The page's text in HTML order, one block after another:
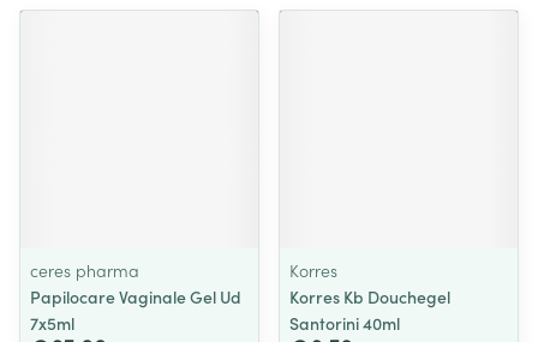
ceres pharma
Papilocare Vaginale Gel Ud
7x5ml
Korres
Korres Kb Douchegel
Santorini 40ml